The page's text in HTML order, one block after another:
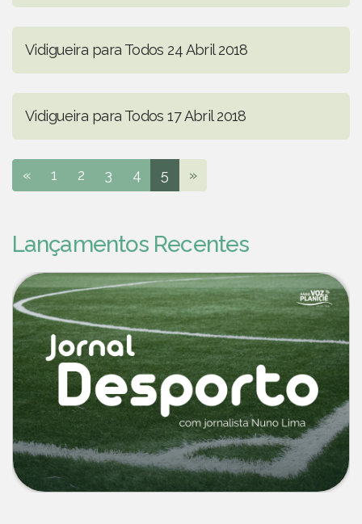
Vidigueira para Todos 24 Abril 2018
Vidigueira para Todos 17 Abril 2018
« 1 2 3 4 5 »
Lançamentos Recentes